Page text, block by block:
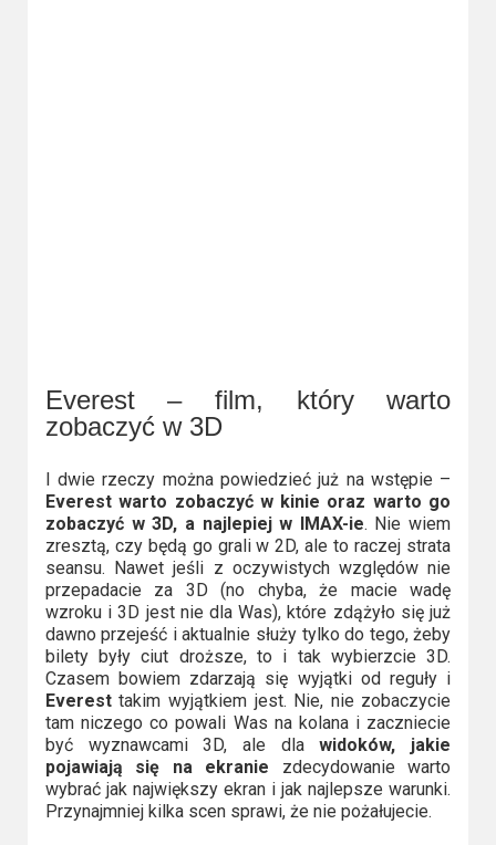
Sky
Showtime
Podsumowania
2023
2022
2021
2020
2019
2018
2016
Everest – film, który warto
zobaczyć w 3D
I dwie rzeczy można powiedzieć już na wstępie –
Everest warto zobaczyć w kinie oraz warto go
zobaczyć w 3D, a najlepiej w IMAX-ie. Nie wiem
zresztą, czy będą go grali w 2D, ale to raczej strata
seansu. Nawet jeśli z oczywistych względów nie
przepadacie za 3D (no chyba, że macie wadę
wzroku i 3D jest nie dla Was), które zdążyło się już
dawno przejeść i aktualnie służy tylko do tego, żeby
bilety były ciut droższe, to i tak wybierzcie 3D.
Czasem bowiem zdarzają się wyjątki od reguły i
Everesttakim wyjątkiem jest. Nie, nie zobaczycie
tam niczego co powali Was na kolana i zaczniecie
być wyznawcami 3D, ale dlawidoków, jakie
pojawiają się na ekranie zdecydowanie warto
wybrać jak największy ekran i jak najlepsze warunki.
Przynajmniej kilka scen sprawi, że nie pożałujecie.